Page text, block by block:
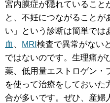
宮内膜症が隠れていること
と、不妊につながることが
い」という診断は簡単では
血 、 MRI検査で異常がない
ではないのです。生理痛が
薬、低用量エストロゲン・
を使って治療をしておいた
合が多いです。ぜひ、産婦